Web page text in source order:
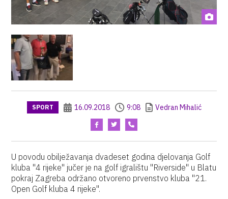
SPORT 16.09.2018 9:08 Vedran Mihalić
U povodu obilježavanja dvadeset godina djelovanja Golf
kluba "4 rijeke" jučer je na golf igralištu "Riverside" u Blatu
pokraj Zagreba održano otvoreno prvenstvo kluba "21.
Open Golf kluba 4 rijeke".